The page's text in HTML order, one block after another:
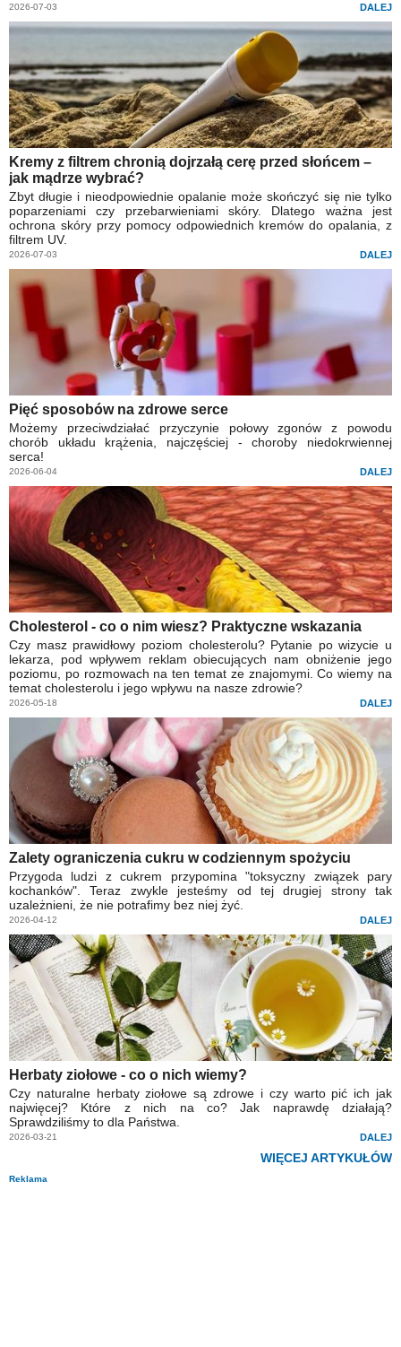
2026-07-03 DALEJ
Kremy z filtrem chronią dojrzałą cerę przed słońcem –
jak mądrze wybrać?
Zbyt długie i nieodpowiednie opalanie może skończyć się nie tylko
poparzeniami czy przebarwieniami skóry. Dlatego ważna jest
ochrona skóry przy pomocy odpowiednich kremów do opalania, z
filtrem UV.
2026-07-03 DALEJ
Pięć sposobów na zdrowe serce
Możemy przeciwdziałać przyczynie połowy zgonów z powodu
chorób układu krążenia, najczęściej - choroby niedokrwiennej
serca!
2026-06-04 DALEJ
Cholesterol - co o nim wiesz? Praktyczne wskazania
Czy masz prawidłowy poziom cholesterolu? Pytanie po wizycie u
lekarza, pod wpływem reklam obiecujących nam obniżenie jego
poziomu, po rozmowach na ten temat ze znajomymi. Co wiemy na
temat cholesterolu i jego wpływu na nasze zdrowie?
2026-05-18 DALEJ
Zalety ograniczenia cukru w codziennym spożyciu
Przygoda ludzi z cukrem przypomina "toksyczny związek pary
kochanków". Teraz zwykle jesteśmy od tej drugiej strony tak
uzależnieni, że nie potrafimy bez niej żyć.
2026-04-12 DALEJ
Herbaty ziołowe - co o nich wiemy?
Czy naturalne herbaty ziołowe są zdrowe i czy warto pić ich jak
najwięcej? Które z nich na co? Jak naprawdę działają?
Sprawdziliśmy to dla Państwa.
2026-03-21 DALEJ
WIĘCEJ ARTYKUŁÓW
Reklama